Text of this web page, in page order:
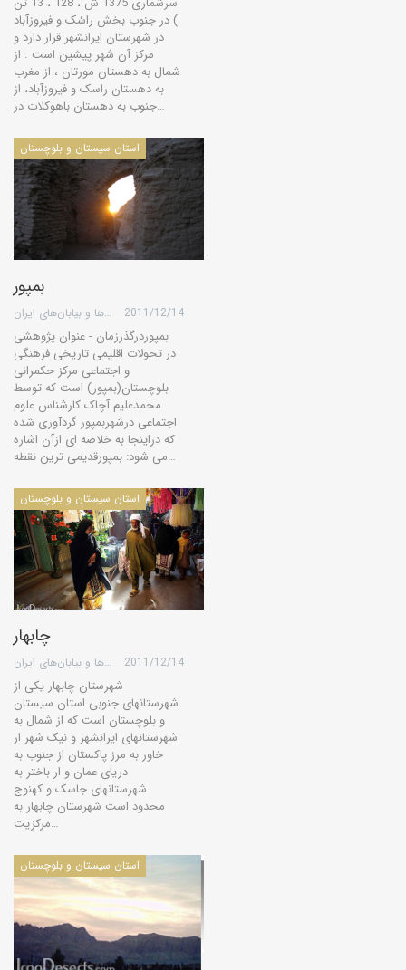
) در جنوب بخش راسْک و فیروزآباد
در شهرستان ایرانشهر قرار دارد و
مرکز آن شهر پیشین است . از
شمال به دهستان مورتان ، از مغرب
به دهستان راسک و فیروزآباد، از
جنوب به دهستان باهوکلات در…
استان سیستان و بلوچستان
بمپور
گروه کویرها و بیابان‌های ایران 2011/12/14
بمپوردرگذرزمان - عنوان پژوهشی
در تحولات اقلیمی تاریخی فرهنگی
و اجتماعی مرکز حکمرانی
بلوچستان(بمپور) است که توسط
محمدعلیم آچاک کارشناس علوم
اجتماعی درشهربمپور گردآوری شده
که دراینجا به خلاصه ای ازآن اشاره
می شود: بمپورقدیمی ترین نقطه…
استان سیستان و بلوچستان
چابهار
گروه کویرها و بیابان‌های ایران 2011/12/14
شهرستان چابهار یکی از
شهرستانهای جنوبی استان سیستان
و بلوچستان است که از شمال به
شهرستانهای ایرانشهر و نیک شهر ار
خاور به مرز پاکستان از جنوب به
دریای عمان و ار باختر به
شهرستانهای جاسک و کهنوج
محدود است شهرستان چابهار به
مرکزیت…
استان سیستان و بلوچستان